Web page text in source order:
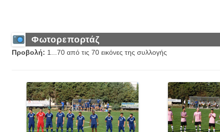
Φωτορεπορτάζ
Προβολή: 1...70 από τις 70 εικόνες της συλλογής